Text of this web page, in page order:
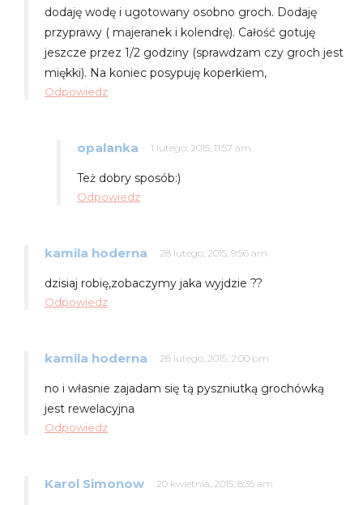
dodaję wodę i ugotowany osobno groch. Dodaję
przyprawy ( majeranek i kolendrę). Całość gotuję
jeszcze przez 1/2 godziny (sprawdzam czy groch jest
miękki). Na koniec posypuję koperkiem,
Odpowiedz
opalanka 1 lutego, 2015, 11:57 am
Też dobry sposób:)
Odpowiedz
kamila hoderna 28 lutego, 2015, 9:56 am
dzisiaj robię,zobaczymy jaka wyjdzie ??
Odpowiedz
kamila hoderna 28 lutego, 2015, 2:00 pm
no i własnie zajadam się tą pyszniutką grochówką
jest rewelacyjna
Odpowiedz
Karol Simonow 20 kwietnia, 2015, 8:35 am